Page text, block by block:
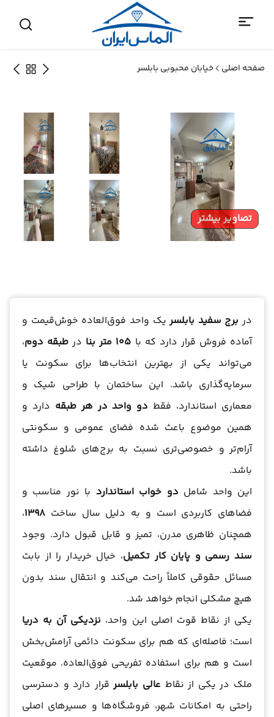
صفحه اصلی خیابان محبوبی بابلسر
تصاویر بیشتر
در برج سفید بابلسریک واحد فوق‌العاده خوش‌قیمت و
آماده فروش قرار دارد که با 105 متر بنا در طبقه دوم،
می‌تواند یکی از بهترین انتخاب‌ها برای سکونت یا
سرمایه‌گذاری باشد. این ساختمان با طراحی شیک و
معماری استاندارد، فقط دو واحد در هر طبقه دارد و
همین موضوع باعث شده فضای عمومی و سکونتی
آرام‌تر و خصوصی‌تری نسبت به برج‌های شلوغ داشته
باشد.
این واحد شامل دو خواب استاندارد با نور مناسب و
فضاهای کاربردی است و به دلیل سال ساخت 1398،
همچنان ظاهری مدرن، تمیز و قابل قبول دارد. وجود
سند رسمی و پایان کار تکمیل، خیال خریدار را از بابت
مسائل حقوقی کاملاً راحت می‌کند و انتقال سند بدون
هیچ مشکلی انجام خواهد شد.
یکی از نقاط قوت اصلی این واحد، نزدیکی آن به دریا
است؛ فاصله‌ای که هم برای سکونت دائمی آرامش‌بخش
است و هم برای استفاده تفریحی فوق‌العاده. موقعیت
ملک در یکی از نقاط عالی بابلسرقرار دارد و دسترسی
راحتی به امکانات شهر، فروشگاه‌ها و مسیرهای اصلی